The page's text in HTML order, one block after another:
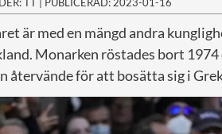
är med en mängd andra
Monarken röstades bort 1974
återvände för att bosätta sig i